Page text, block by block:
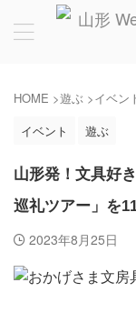
HOME >遊ぶ >イベン
イベント
遊ぶ
山形発！文具好
巡礼ツアー」を
2023年8月25日